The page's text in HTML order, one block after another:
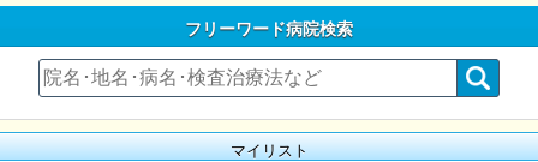
フリーワード病院検索
マイリスト